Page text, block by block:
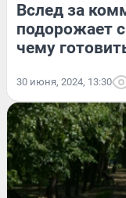
Вслед за
подорожает
чему
30 июня, 2024, 13:30